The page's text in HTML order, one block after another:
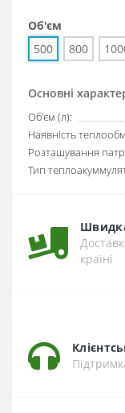
Об'єм
500
800
Основні
Об'єм (л):
Наявність
Розташування
Тип
країні